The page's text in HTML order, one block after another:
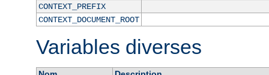
CONTEXT_PREFIX
CONTEXT_DOCUMENT_ROOT
Variables diverses